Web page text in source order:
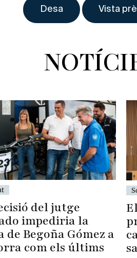
del jutge
impediria la
de Begoña Gómez a
com els últims